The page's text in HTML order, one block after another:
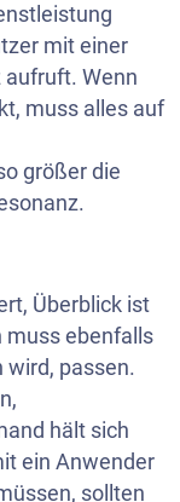
mit einer
Wenn
muss alles auf
größer die
Überblick ist
muss ebenfalls
wird, passen.
hält sich
ein Anwender
sollten